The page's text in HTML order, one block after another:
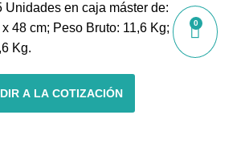
0
Unidades en caja máster de:
48 cm; Peso Bruto: 11,6 Kg;
Kg.
A LA COTIZACIÓN